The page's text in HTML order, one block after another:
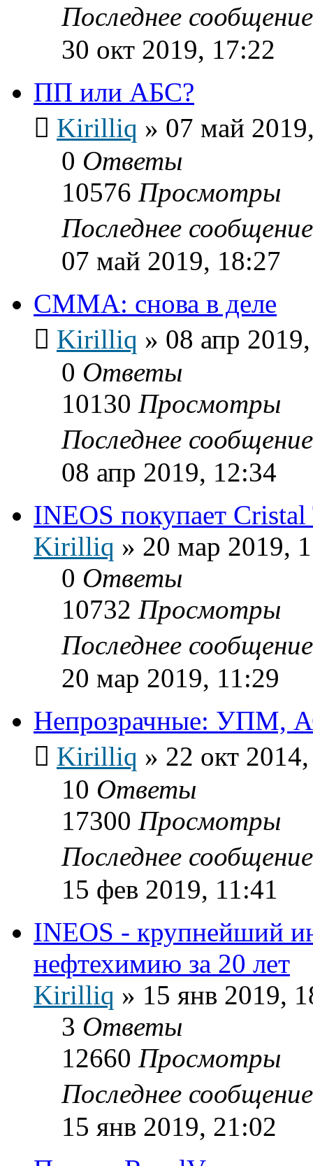
Последнее
30 окт 2019, 17:22
ПП или АБС?
Kirilliq » 07 май
0 Ответы
10576 Просмотры
Последнее
07 май 2019, 18:27
СММА: снова в деле
Kirilliq » 08 апр
0 Ответы
10130 Просмотры
Последнее
08 апр 2019, 12:34
INEOS покупает
Kirilliq » 20 мар 2019,
0 Ответы
10732 Просмотры
Последнее
20 мар 2019, 11:29
Непрозрачные: УПМ,
Kirilliq » 22 окт
10 Ответы
17300 Просмотры
Последнее
15 фев 2019, 11:41
INEOS - крупнейший
нефтехимию за 20 лет
Kirilliq » 15 янв 2019,
3 Ответы
12660 Просмотры
Последнее
15 янв 2019, 21:02